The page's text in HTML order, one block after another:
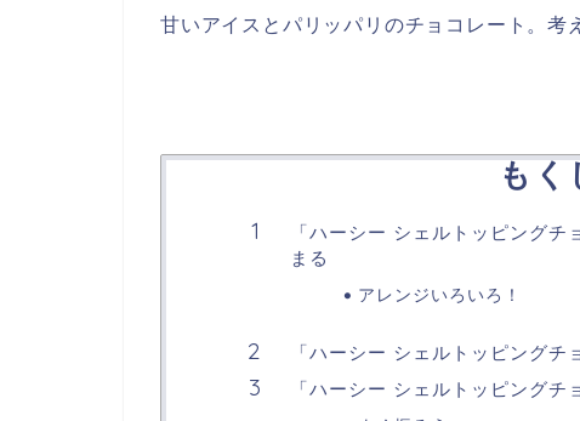
甘いアイスとパリッパリのチョコレート。考
もく
「ハーシー シェルトッピング
まる
アレンジいろいろ！
「ハーシー シェルトッピングチ
「ハーシー シェルトッピング